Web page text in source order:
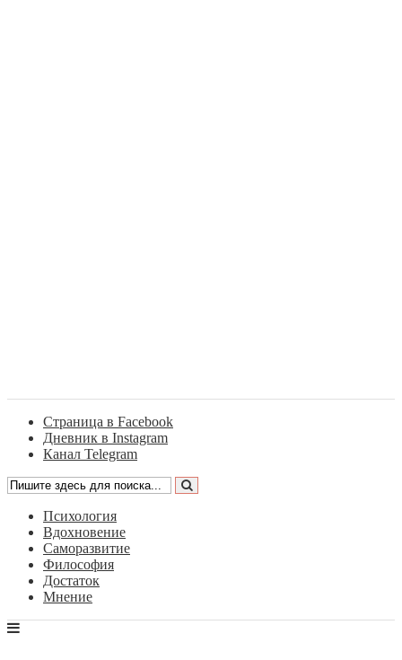
Страница в Facebook
Дневник в Instagram
Канал Telegram
Психология
Вдохновение
Саморазвитие
Философия
Достаток
Мнение